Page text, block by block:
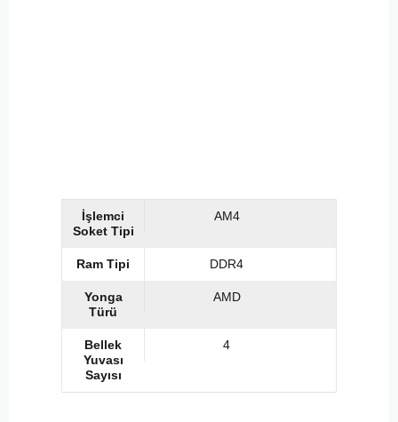
İşlemci
Soket Tipi
AM4
Ram Tipi DDR4
Yonga
Türü
AMD
Bellek
Yuvası
Sayısı
4